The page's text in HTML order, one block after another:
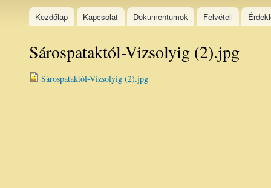
Kollégium
Kezdőlap Kapcsolat Dokumentumok Felvételi
Sárospataktól-Vizsolyig (2).jpg
Sárospataktól-Vizsolyig (2).jpg